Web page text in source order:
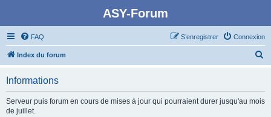
ASY-Forum
FAQ Connexion
S’enregistrer
Index du forum
Informations
Serveur puis forum en cours de mises à jour qui pourraient durer jusqu'au mois
de juillet.